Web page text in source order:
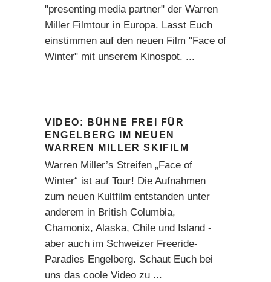
"presenting media partner" der Warren
Miller Filmtour in Europa. Lasst Euch
einstimmen auf den neuen Film "Face of
Winter" mit unserem Kinospot.
VIDEO: BÜHNE FREI FÜR
ENGELBERG IM NEUEN
WARREN MILLER SKIFILM
Warren Miller’s Streifen „Face of
Winter“ ist auf Tour! Die Aufnahmen
zum neuen Kultfilm entstanden unter
anderem in British Columbia,
Chamonix, Alaska, Chile und Island -
aber auch im Schweizer Freeride-
Paradies Engelberg. Schaut Euch bei
uns das coole Video zu